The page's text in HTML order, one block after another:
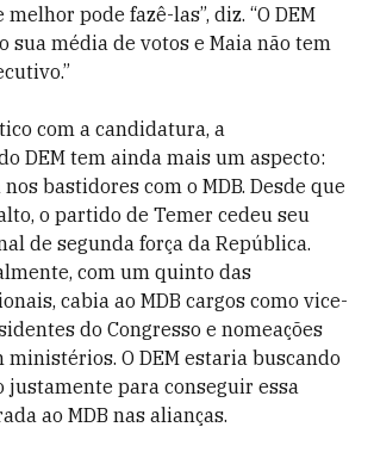
pode fazê-las”, diz. “O DEM
sua média de votos e Maia não tem
com a candidatura, a
DEM tem ainda mais um aspecto:
bastidores com o MDB. Desde que
o partido de Temer cedeu seu
de segunda força da República.
com um quinto das
cabia ao MDB cargos como vice-
do Congresso e nomeações
O DEM estaria buscando
para conseguir essa
ao MDB nas alianças.